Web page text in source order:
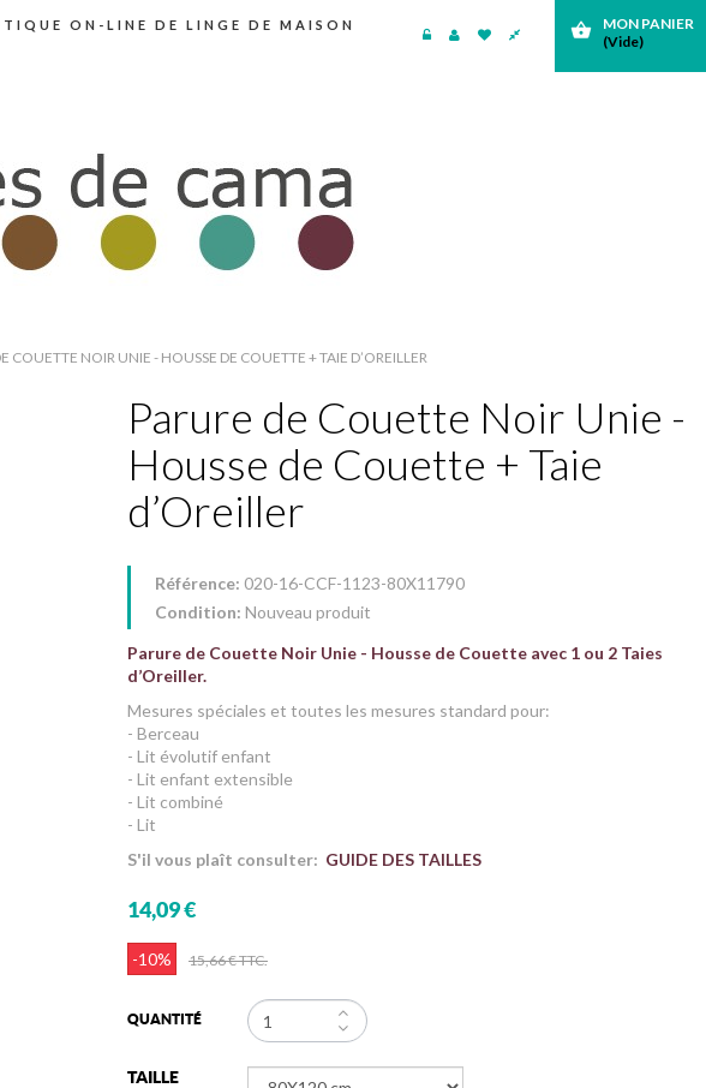
ON-LINE DE LINGE DE MAISON shopping_basket
MON PANIER
(Vide)
COUETTE NOIR UNIE - HOUSSE DE COUETTE + TAIE D’OREILLER
Parure de Couette Noir Unie -
Housse de Couette + Taie
d’Oreiller
Référence: 020-16-CCF-1123-80X11790
Condition: Nouveau produit
Parure de Couette Noir Unie - Housse de Couette avec 1 ou 2 Taies
d’Oreiller.
Mesures spéciales et toutes les mesures standard pour:
- Berceau
- Lit évolutif enfant
- Lit enfant extensible
- Lit combiné
- Lit
S'il vous plaît consulter: GUIDE DES TAILLES
14,09 €
-10% 15,66 €TTC.
QUANTITÉ
TAILLE